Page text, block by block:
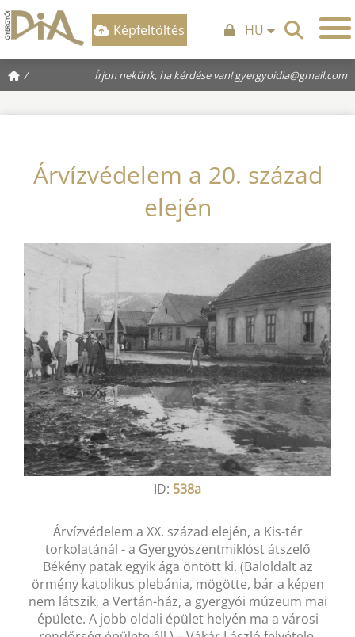
Képfeltöltés HU
/ Írjon nekünk, ha kérdése van!gyergyoidia@gmail.com
Árvízvédelem a 20. század
elején
ID: 538a
Árvízvédelem a XX. század elején, a Kis-tér
torkolatánál - a Gyergyószentmiklóst átszelő
Békény patak egyik ága öntött ki. (Baloldalt az
örmény katolikus plebánia, mögötte, bár a képen
nem látszik, a Vertán-ház, a gyergyói múzeum mai
épülete. A jobb oldali épület helyén ma a városi